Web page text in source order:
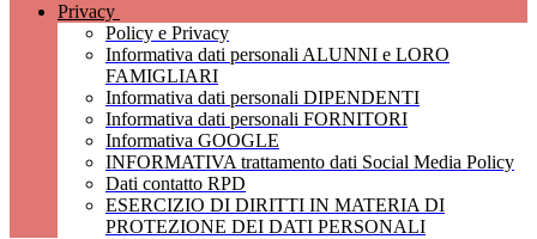
Privacy
Policy e Privacy
Informativa dati personali ALUNNI e LORO
FAMIGLIARI
Informativa dati personali DIPENDENTI
Informativa dati personali FORNITORI
Informativa GOOGLE
INFORMATIVA trattamento dati Social Media Policy
Dati contatto RPD
ESERCIZIO DI DIRITTI IN MATERIA DI
PROTEZIONE DEI DATI PERSONALI